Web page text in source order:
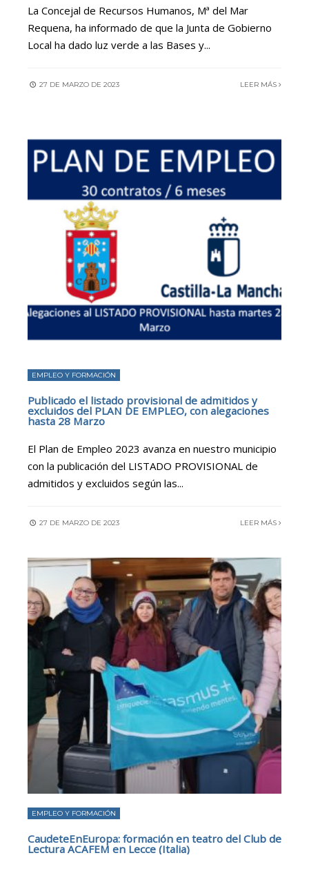
La Concejal de Recursos Humanos, Mª del Mar
Requena, ha informado de que la Junta de Gobierno
Local ha dado luz verde a las Bases y...
27 DE MARZO DE 2023 LEER MÁS
EMPLEO Y FORMACIÓN
Publicado el listado provisional de admitidos y
excluidos del PLAN DE EMPLEO, con alegaciones
hasta 28 Marzo
El Plan de Empleo 2023 avanza en nuestro municipio
con la publicación del LISTADO PROVISIONAL de
admitidos y excluidos según las...
27 DE MARZO DE 2023 LEER MÁS
EMPLEO Y FORMACIÓN
CaudeteEnEuropa: formación en teatro del Club de
Lectura ACAFEM en Lecce (Italia)